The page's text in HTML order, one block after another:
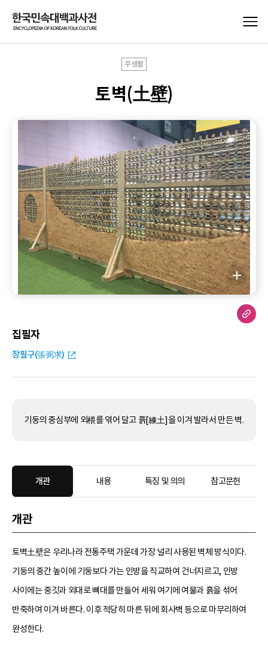
주생활
토벽(土壁)
집필자
장필구(張弼求)
기둥의 중심부에 외椳를 엮어 달고 흙[練土]을 이겨 발라서 만든 벽.
개관 내용 특징 및 의의 참고문헌
개관
토벽土壁은 우리나라 전통주택 가운데 가장 널리 사용된 벽체 방식이다.
기둥의 중간 높이에 기둥보다 가는 인방을 직교하여 건너지르고, 인방
사이에는 중깃과 외대로 뼈대를 만들어 세워 여기에 여물과 흙을 섞어
반죽하여 이겨 바른다. 이후 적당히 마른 뒤에 회사벽 등으로 마무리하여
완성한다.